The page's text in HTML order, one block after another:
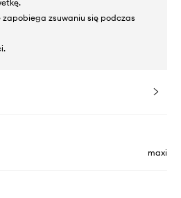
zsuwaniu się podczas
maxi